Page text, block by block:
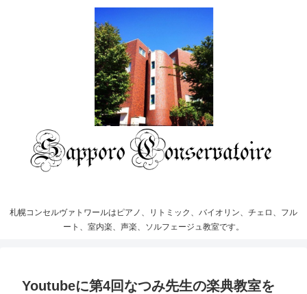
札幌コンセルヴァトワールはピアノ、リトミック、バイオリン、チェロ、フル
ート、室内楽、声楽、ソルフェージュ教室です。
Youtubeに第4回なつみ先生の楽典教室を